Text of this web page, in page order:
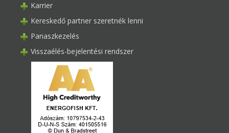
Karrier
Kereskedő partner szeretnék lenni
Panaszkezelés
Visszaélés-bejelentési rendszer